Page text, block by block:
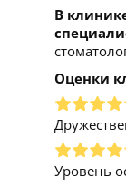
В
Оценки
Уровень